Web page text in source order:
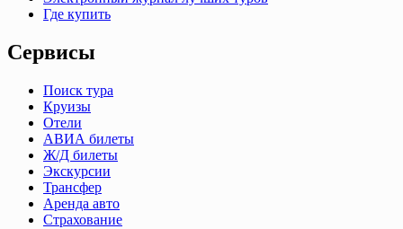
Где купить
Сервисы
Поиск тура
Круизы
Отели
АВИА билеты
Ж/Д билеты
Экскурсии
Трансфер
Аренда авто
Страхование